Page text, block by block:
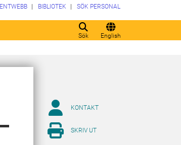
Sök English
BIBLIOTEK SÖK PERSONAL
KONTAKT
SKRIV UT